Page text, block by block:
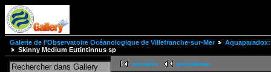
Galerie de l'Observatoire Océanologique de Villefranche-sur-Mer
Skinny Medium Eutintinnus sp
première précédente